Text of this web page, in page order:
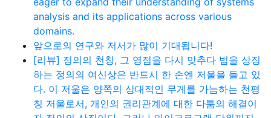
analysis and its applications across various
domains.
앞으로의 연구와 저서가 많이 기대됩니다!
[리뷰] 정의의 천칭, 그 영점을 다시 맞추다 법을 상징
하는 정의의 여신상은 반드시 한 손엔 저울을 들고 있
다. 이 저울은 양쪽의 상대적인 무게를 가늠하는 천평
칭 저울로서, 개인의 권리관계에 대한 다툼의 해결이